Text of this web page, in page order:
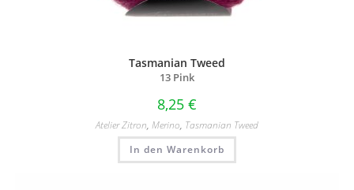
Tasmanian Tweed
13 Pink
8,25 €
Atelier Zitron, Merino, Tasmanian Tweed
In den Warenkorb